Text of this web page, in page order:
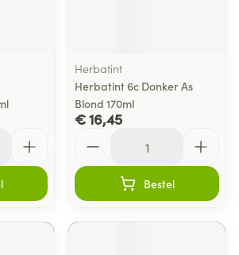
Herbatint
Herbatint 6c Donker As
Blond 170ml
€ 16,45
Bestel